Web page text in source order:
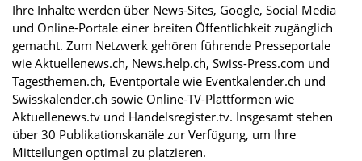
Ihre Inhalte werden über News-Sites, Google, Social Media
und Online-Portale einer breiten Öffentlichkeit zugänglich
gemacht. Zum Netzwerk gehören führende Presseportale
wie Aktuellenews.ch, News.help.ch, Swiss-Press.com und
Tagesthemen.ch, Eventportale wie Eventkalender.ch und
Swisskalender.ch sowie Online-TV-Plattformen wie
Aktuellenews.tv und Handelsregister.tv. Insgesamt stehen
über 30 Publikationskanäle zur Verfügung, um Ihre
Mitteilungen optimal zu platzieren.